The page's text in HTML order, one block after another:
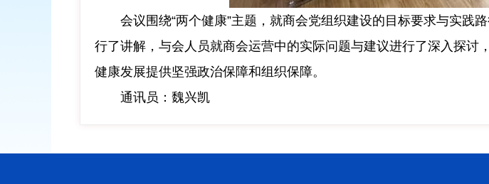
会议围绕“两个健康”主题， 就商会党组织建设的目标要求与实践
行了讲解 ， 与会人员就商会运营中的实际问题与建议进行了深入探讨，
健康发展提供坚强政治保障和组织保障。
通讯员：魏兴凯